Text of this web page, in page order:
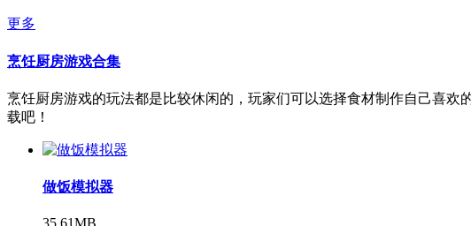
更多
烹饪厨房游戏合集
烹饪厨房游戏的玩法都是比较休闲的，玩家们可以选择食材制作自己喜
载吧！
做饭模拟器